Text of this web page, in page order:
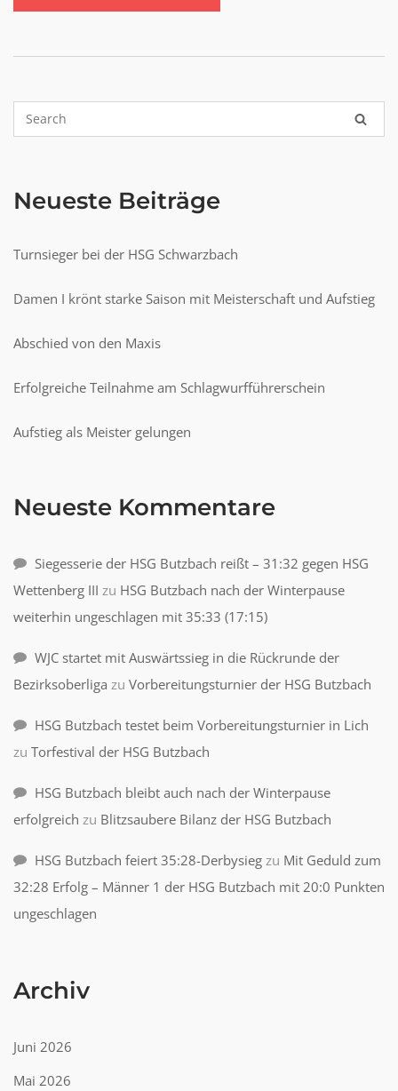
Neueste Beiträge
Turnsieger bei der HSG Schwarzbach
Damen I krönt starke Saison mit Meisterschaft und Aufstieg
Abschied von den Maxis
Erfolgreiche Teilnahme am Schlagwurfführerschein
Aufstieg als Meister gelungen
Neueste Kommentare
Siegesserie der HSG Butzbach reißt – 31:32 gegen HSG
Wettenberg III zu HSG Butzbach nach der Winterpause
weiterhin ungeschlagen mit 35:33 (17:15)
WJC startet mit Auswärtssieg in die Rückrunde der
Bezirksoberliga zu Vorbereitungsturnier der HSG Butzbach
HSG Butzbach testet beim Vorbereitungsturnier in Lich
zu Torfestival der HSG Butzbach
HSG Butzbach bleibt auch nach der Winterpause
erfolgreich zu Blitzsaubere Bilanz der HSG Butzbach
HSG Butzbach feiert 35:28-Derbysieg zu Mit Geduld zum
32:28 Erfolg – Männer 1 der HSG Butzbach mit 20:0 Punkten
ungeschlagen
Archiv
Juni 2026
Mai 2026